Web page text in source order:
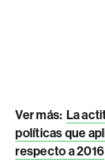
Ver más: La
políticas que
respecto a 2016